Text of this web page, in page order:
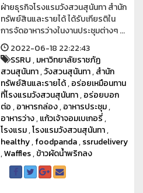
ฝ่ายธุรกิจโรงแรมวังสวนสุนันทา สำนัก
ทรัพย์สินและรายได้ ได้รับเกียรติใน
การจัดอาหารว่างในงานประชุมต่างๆ ...
2022-06-18 22:22:43
SSRU,มหาวิทยาลัยราชภัฏ
สวนสุนันทา,วังสวนสุนันทา,สำนัก
ทรัพย์สินและรายได้,อร่อยเหมือนทาน
ที่โรงแรมวังสวนสุนันทา,อร่อยบอก
ต่อ,อาหารกล่อง,อาหารประชุม,
อาหารว่าง,แก้วเจ้าจอมเบเกอรี่,
โรงแรม,โรงแรมวังสวนสุนันทา,
healthy,foodpanda,ssrudelivery
,Waffles,ข้าวผัดน้ำพริกลง